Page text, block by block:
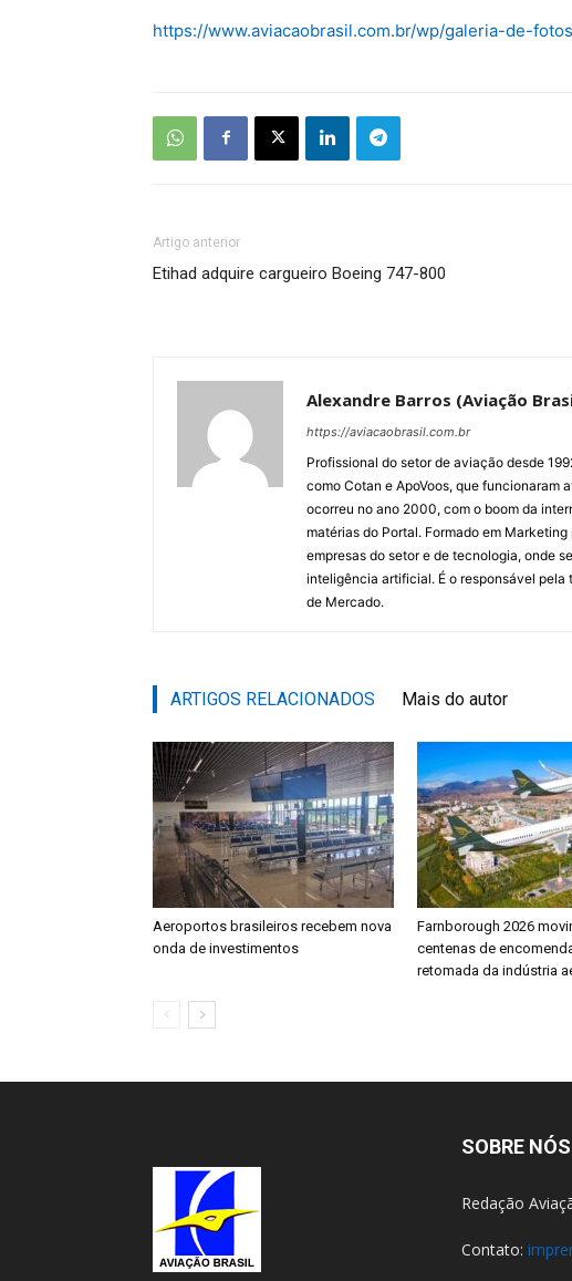
https://www.aviacaobrasil.com.br/wp/galeria-de-fotos
Artigo anterior
Etihad adquire cargueiro Boeing 747-800
Alexandre Barros (Aviação
https://aviacaobrasil.com.br
Profissional do setor de aviação desde
como Cotan e ApoVoos, que funcionaram
ocorreu no ano 2000, com o boom da
matérias do Portal. Formado em
empresas do setor e de tecnologia, onde
inteligência artificial. É o responsável pela
de Mercado.
ARTIGOS RELACIONADOS Mais do autor
Aeroportos brasileiros recebem nova
onda de investimentos
Farnborough 2026
centenas de
retomada da indústria
SOBRE NÓS
Redação
Contato: